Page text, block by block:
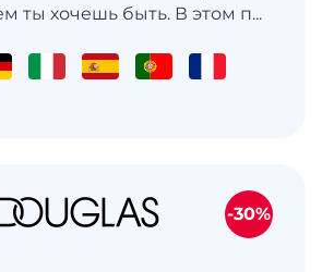
ты хочешь быть. В этом п...
-30%